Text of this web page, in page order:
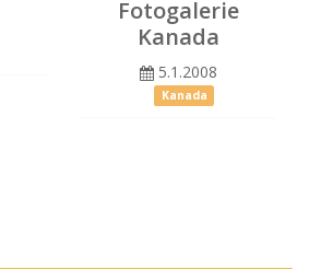
Fotogalerie
Kanada
5.1.2008
Kanada